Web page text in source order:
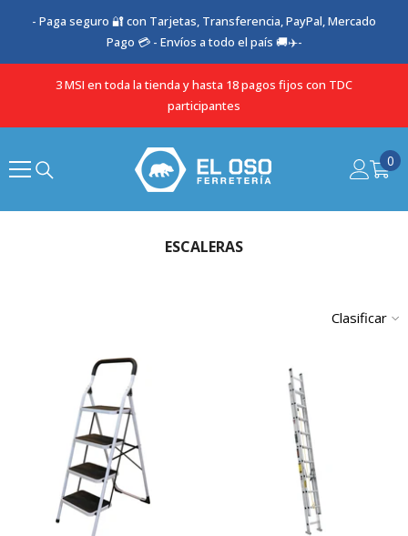
SALTAR AL CONTENIDO
- Paga seguro 🔐 con Tarjetas, Transferencia, PayPal, Mercado
Pago 💳 - Envíos a todo el país 🚚✈️-
3 MSI en toda la tienda y hasta 18 pagos fijos con TDC
participantes
0
0
ESCALERAS
Clasificar